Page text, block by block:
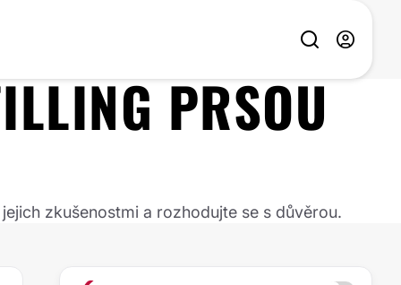
PRSOU
zkušenostmi a rozhodujte se s důvěrou.